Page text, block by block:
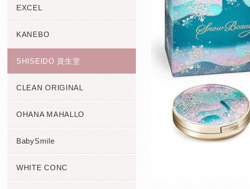
EXCEL
KANEBO
SHISEIDO 資生堂
CLEAN ORIGINAL
OHANA MAHALLO
BabySmile
WHITE CONC